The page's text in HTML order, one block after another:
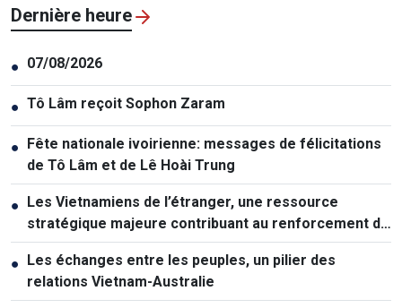
Dernière heure
● 07/08/2026
● Tô Lâm reçoit Sophon Zaram
● Fête nationale ivoirienne: messages de félicitations
de Tô Lâm et de Lê Hoài Trung
● Les Vietnamiens de l’étranger, une ressource
stratégique majeure contribuant au renforcement de
la puissance nationale
● Les échanges entre les peuples, un pilier des
relations Vietnam-Australie